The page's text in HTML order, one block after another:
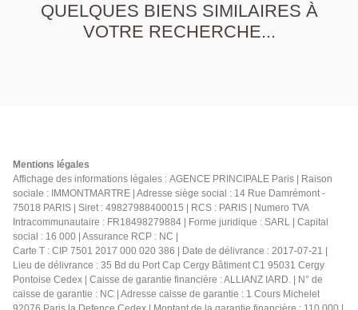
QUELQUES BIENS SIMILAIRES À
VOTRE RECHERCHE...
Mentions légales
Affichage des informations légales : AGENCE PRINCIPALE Paris | Raison
sociale : IMMONTMARTRE | Adresse siège social : 14 Rue Damrémont -
75018 PARIS | Siret : 49827988400015 | RCS : PARIS | Numero TVA
Intracommunautaire : FR18498279884 | Forme juridique : SARL | Capital
social : 16 000 | Assurance RCP : NC |
Carte T : CIP 7501 2017 000 020 386 | Date de délivrance : 2017-07-21 |
Lieu de délivrance : 35 Bd du Port Cap Cergy Bâtiment C1 95031 Cergy
Pontoise Cedex | Caisse de garantie financière : ALLIANZ IARD. | N° de
caisse de garantie : NC | Adresse caisse de garantie : 1 Cours Michelet